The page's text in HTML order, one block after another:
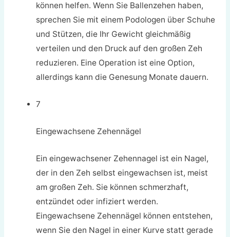
können helfen. Wenn Sie Ballenzehen haben,
sprechen Sie mit einem Podologen über Schuhe
und Stützen, die Ihr Gewicht gleichmäßig
verteilen und den Druck auf den großen Zeh
reduzieren. Eine Operation ist eine Option,
allerdings kann die Genesung Monate dauern.
7
Eingewachsene Zehennägel
Ein eingewachsener Zehennagel ist ein Nagel,
der in den Zeh selbst eingewachsen ist, meist
am großen Zeh. Sie können schmerzhaft,
entzündet oder infiziert werden.
Eingewachsene Zehennägel können entstehen,
wenn Sie den Nagel in einer Kurve statt gerade